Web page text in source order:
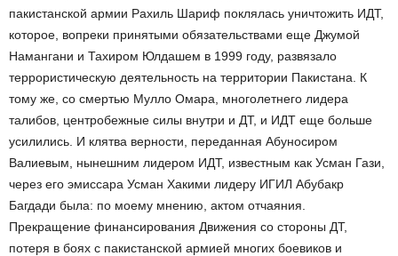
пакистанской армии Рахиль Шариф поклялась уничтожить ИДТ,
которое, вопреки принятыми обязательствами еще Джумой
Намангани и Тахиром Юлдашем в 1999 году, развязало
террористическую деятельность на территории Пакистана. К
тому же, со смертью Мулло Омара, многолетнего лидера
талибов, центробежные силы внутри и ДТ, и ИДТ еще больше
усилились. И клятва верности, переданная Абуносиром
Валиевым, нынешним лидером ИДТ, известным как Усман Гази,
через его эмиссара Усман Хакими лидеру ИГИЛ Абубакр
Багдади была: по моему мнению, актом отчаяния.
Прекращение финансирования Движения со стороны ДТ,
потеря в боях с пакистанской армией многих боевиков и